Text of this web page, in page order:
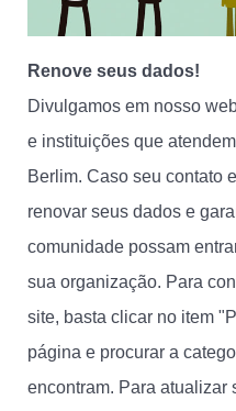
Renove seus dados!
Divulgamos em nosso
e instituições que
Berlim. Caso seu contato
renovar seus dados e
comunidade possam
sua organização. Para
site, basta clicar no item
página e procurar a
encontram. Para atualizar